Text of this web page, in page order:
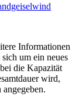
Informationen
um ein neues
die Kapazität
wird,